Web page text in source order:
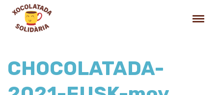
CHOCOLATADA-